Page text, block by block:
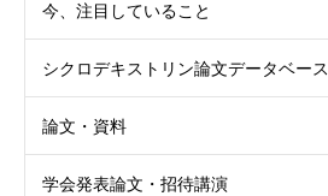
今、注目していること
シクロデキストリン論文データベース
論文・資料
学会発表論文・招待講演